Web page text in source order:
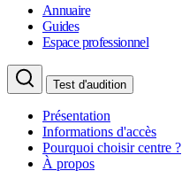
Annuaire
Guides
Espace professionnel
Test d'audition
Présentation
Informations d'accès
Pourquoi choisir centre ?
À propos